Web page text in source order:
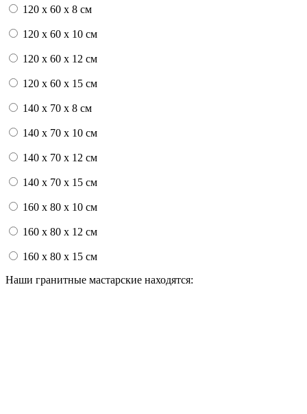
120 x 60 x 8 см
120 x 60 x 10 см
120 x 60 x 12 см
120 x 60 x 15 см
140 x 70 x 8 см
140 x 70 x 10 см
140 x 70 x 12 см
140 x 70 x 15 см
160 x 80 x 10 см
160 x 80 x 12 см
160 x 80 x 15 см
Наши гранитные мастарские находятся: